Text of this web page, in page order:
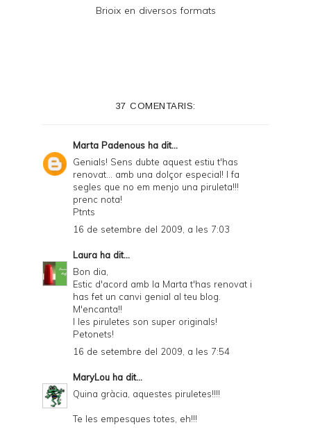
Brioix en diversos formats
37 COMENTARIS:
Marta Padenous ha dit...
Genials! Sens dubte aquest estiu t'has
renovat... amb una dolçor especial! I fa
segles que no em menjo una piruleta!!!
prenc nota!
Ptnts
16 de setembre del 2009, a les 7:03
Laura ha dit...
Bon dia,
Estic d'acord amb la Marta t'has renovat i
has fet un canvi genial al teu blog.
M'encanta!!
I les piruletes son super originals!
Petonets!
16 de setembre del 2009, a les 7:54
MaryLou ha dit...
Quina gràcia, aquestes piruletes!!!!
Te les empesques totes, eh!!!